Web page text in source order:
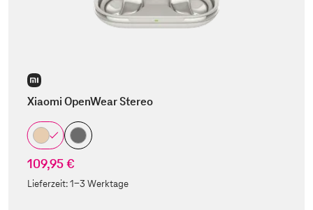
Xiaomi OpenWear Stereo
109,95 €
Lieferzeit:1-3 Werktage